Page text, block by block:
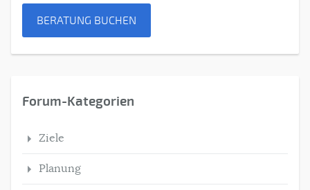
BERATUNG BUCHEN
Forum-Kategorien
Ziele
Planung